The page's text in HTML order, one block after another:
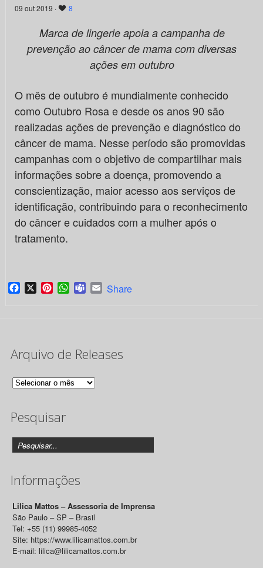
09 out 2019 · 8
Marca de lingerie apoia a campanha de
prevenção ao câncer de mama com diversas
ações em outubro
O mês de outubro é mundialmente conhecido
como Outubro Rosa e desde os anos 90 são
realizadas ações de prevenção e diagnóstico do
câncer de mama. Nesse período são promovidas
campanhas com o objetivo de compartilhar mais
informações sobre a doença, promovendo a
conscientização, maior acesso aos serviços de
identificação, contribuindo para o reconhecimento
do câncer e cuidados com a mulher após o
tratamento.
Facebook
X PinterestWhatsApp
TeamsEmail
Share
Arquivo de Releases
Arquivo
Releases
Pesquisar
Informações
Lilica Mattos – Assessoria de Imprensa
São Paulo – SP – Brasil
Tel: +55 (11) 99985-4052
Site: https://www.lilicamattos.com.br
E-mail: lilica@lilicamattos.com.br